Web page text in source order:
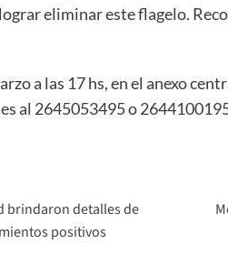
eliminar este flagelo.
a las 17 hs, en el anexo
al 2645053495 o
brindaron detalles de
positivos